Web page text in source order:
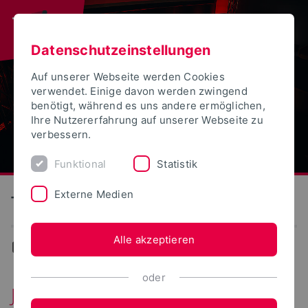
Technische Hochschule Ostwestfalen-Lippe
Jetzt bewerben: Kommunikation,
Datenschutzeinstellungen
Auf unserer Webseite werden Cookies
verwendet. Einige davon werden zwingend
benötigt, während es uns andere ermöglichen,
Ihre Nutzererfahrung auf unserer Webseite zu
verbessern.
Funktional Statistik
Externe Medien
Alle akzeptieren
oder